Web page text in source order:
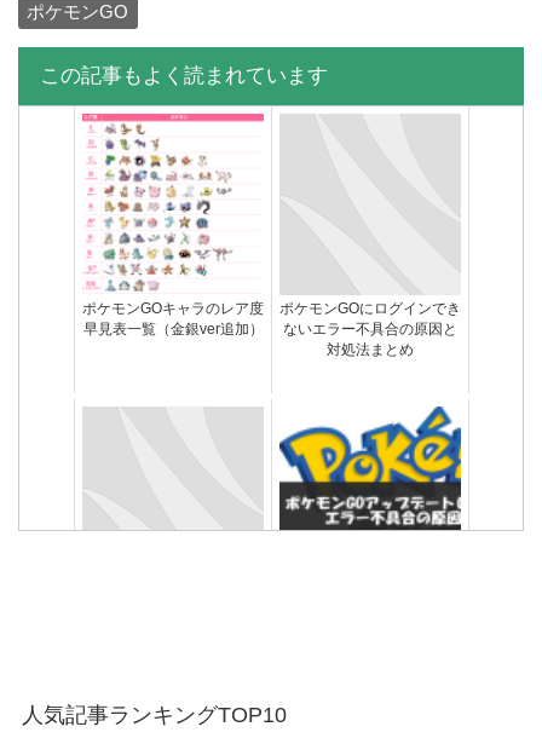
今すぐポケモンGOをアップ
デートする方法と確認方法
（iPhone/Android）
ポケモンGOキャラのレア度
早見表一覧（金銀ver追加）
ポケモンGO
この記事もよく読まれています
ポケモンGOキャラのレア度
早見表一覧（金銀ver追加）
ポケモンGOにログインでき
ないエラー不具合の原因と
対処法まとめ
人気記事ランキングTOP10